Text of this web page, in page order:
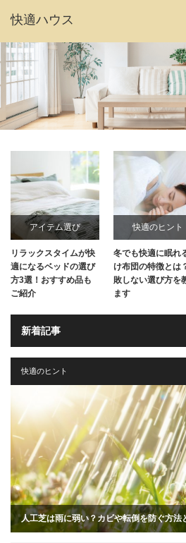
快適ハウス
アイテム選び
リラックスタイムが快
適になるベッドの選び
方3選！おすすめ品も
ご紹介
快適のヒント
冬でも快適に眠れ
け布団の特徴とは
敗しない選び方を
ます
新着記事
快適のヒント
人工芝は雨に弱い？カビや転倒を防ぐ方